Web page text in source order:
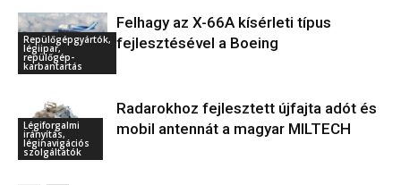
Repülőgépgyártók,
légiipar,
repülőgép-
karbantartás
Felhagy az X-66A kísérleti típus
fejlesztésével a Boeing
Légiforgalmi
irányítás,
léginavigációs
szolgáltatók
Radarokhoz fejlesztett újfajta adót és
mobil antennát a magyar MILTECH